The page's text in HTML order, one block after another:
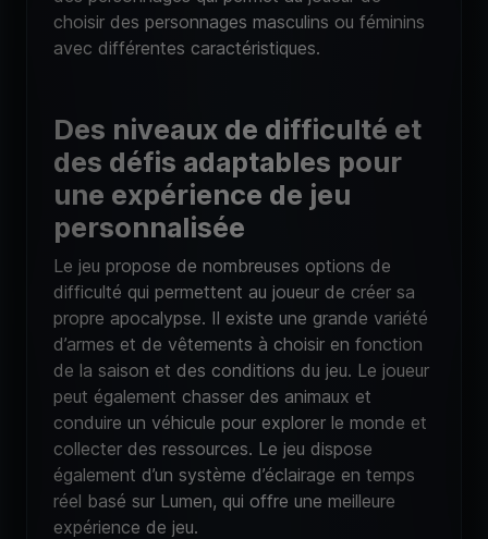
choisir des personnages masculins ou féminins
avec différentes caractéristiques.
Des niveaux de difficulté et
des défis adaptables pour
une expérience de jeu
personnalisée
Le jeu propose de nombreuses options de
difficulté qui permettent au joueur de créer sa
propre apocalypse. Il existe une grande variété
d’armes et de vêtements à choisir en fonction
de la saison et des conditions du jeu. Le joueur
peut également chasser des animaux et
conduire un véhicule pour explorer le monde et
collecter des ressources. Le jeu dispose
également d’un système d’éclairage en temps
réel basé sur Lumen, qui offre une meilleure
expérience de jeu.